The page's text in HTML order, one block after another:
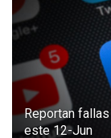
Reportan
este 12-Jun